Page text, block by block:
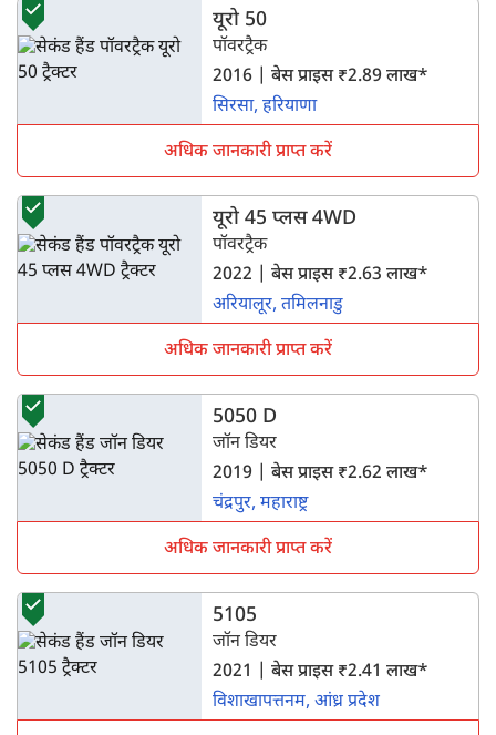
यूरो 50
पॉवरट्रैक
2016 | बेस प्राइस ₹2.89 लाख*
सिरसा, हरियाणा
अधिक जानकारी प्राप्त करें
यूरो 45 प्लस 4WD
पॉवरट्रैक
2022 | बेस प्राइस ₹2.63 लाख*
अरियालूर, तमिलनाडु
अधिक जानकारी प्राप्त करें
5050 D
जॉन डियर
2019 | बेस प्राइस ₹2.62 लाख*
चंद्रपुर, महाराष्ट्र
अधिक जानकारी प्राप्त करें
5105
जॉन डियर
2021 | बेस प्राइस ₹2.41 लाख*
विशाखापत्तनम, आंध्र प्रदेश